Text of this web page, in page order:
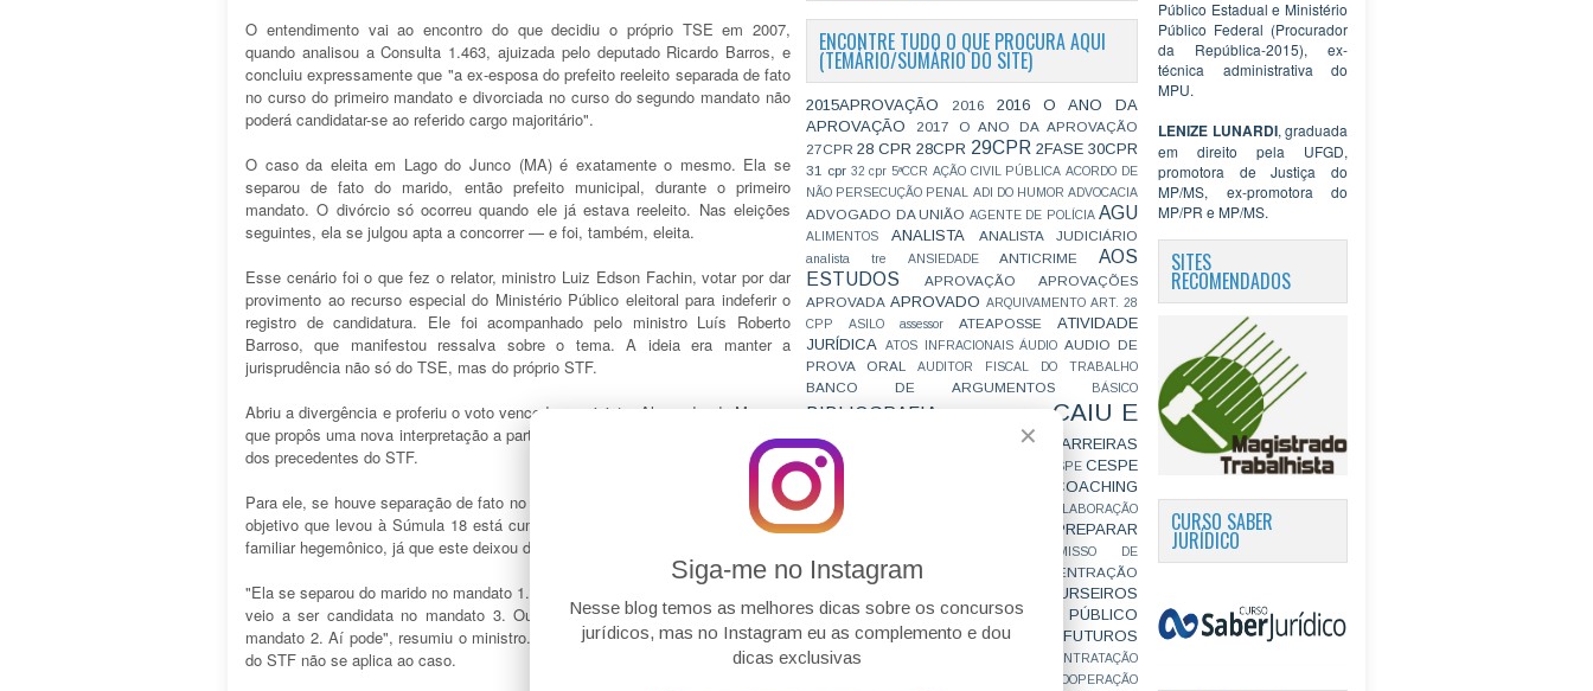
✕
Siga-me no Instagram
Nesse blog temos as melhores dicas sobre os concursos
jurídicos, mas no Instagram eu as complemento e dou
dicas exclusivas
O entendimento vai ao encontro do que decidiu o próprio TSE em 2007,
quando analisou a Consulta 1.463, ajuizada pelo deputado Ricardo Barros, e
concluiu expressamente que "a ex-esposa do prefeito reeleito separada de fato
no curso do primeiro mandato e divorciada no curso do segundo mandato não
poderá candidatar-se ao referido cargo majoritário".
O caso da eleita em Lago do Junco (MA) é exatamente o mesmo. Ela se
separou de fato do marido, então prefeito municipal, durante o primeiro
mandato. O divórcio só ocorreu quando ele já estava reeleito. Nas eleições
seguintes, ela se julgou apta a concorrer — e foi, também, eleita.
Esse cenário foi o que fez o relator, ministro Luiz Edson Fachin, votar por dar
provimento ao recurso especial do Ministério Público eleitoral para indeferir o
registro de candidatura. Ele foi acompanhado pelo ministro Luís Roberto
Barroso, que manifestou ressalva sobre o tema. A ideia era manter a
jurisprudência não só do TSE, mas do próprio STF.
Abriu a divergência e proferiu o voto vencedor o ministro Alexandre de Moraes,
que propôs uma nova interpretação a partir da
(razão de decidir)
dos precedentes do STF.
Para ele, se houve separação de fato no primeiro mandato do cônjuge, então o
objetivo que levou à Súmula 18 está cumprido: evitar a perpetuação de grupo
familiar hegemônico, já que este deixou de existir.
"Ela se separou do marido no mandato 1. No mandato 2, não houve nada. E só
veio a ser candidata no mandato 3. Ou seja, houve um todo interstício do
mandato 2. Aí pode", resumiu o ministro. Por isso, entendeu que a Súmula 18
do STF não se aplica ao caso.
ENCONTRE TUDO O QUE PROCURA AQUI
(TEMÁRIO/SUMÁRIO DO SITE)
2015APROVAÇÃO 2016
2016 O ANO DA
APROVAÇÃO
2017 O ANO DA APROVAÇÃO
27CPR 28 CPR 28CPR 29CPR 2FASE 30CPR
31 cpr 32 cpr 5ªCCR AÇÃO CIVIL PÚBLICA ACORDO DE
NÃO PERSECUÇÃO PENAL
ADI DO HUMOR ADVOCACIA
ADVOGADO DA UNIÃO AGENTE DE POLÍCIA AGU
ALIMENTOS ANALISTA ANALISTA JUDICIÁRIO
analista tre ANSIEDADE ANTICRIME
AOS
ESTUDOS
APROVAÇÃO
APROVAÇÕES
APROVADA APROVADO ARQUIVAMENTO ART. 28
CPP
ASILO assessor ATEAPOSSE
ATIVIDADE
JURÍDICA
ATOS INFRACIONAIS ÁUDIO AUDIO DE
PROVA ORAL
AUDITOR FISCAL DO TRABALHO
BANCO DE ARGUMENTOS BÁSICO
BIBLIOGRAFIA
CAIU E
VAI CAIR
CARREIRAS
CARREIRAS
JURÍDICAS
CEBRASPE CESPE
CF COACHING
CÓDIGO DE TRÂNSITO BRASILEIRO
COLABORAÇÃO
COMBATE À CORRUPÇÃO
COMO SE PREPARAR
COMPROMISSO DE
AJUSTAMENTO DE CONDUTA
CONCENTRAÇÃO
CONCURSEIROS
CONCURSO
CONCURSO PÚBLICO
CONCURSOS
CONCURSOS FUTUROS
CONCURSOS NÍVEL HARD
CONTRATAÇÃO
COOPERAÇÃO
Público Estadual e Ministério
Público Federal (Procurador
da República-2015), ex-
técnica administrativa do
MPU.
LENIZE LUNARDI, graduada
em direito pela UFGD,
promotora de Justiça do
MP/MS, ex-promotora do
MP/PR e MP/MS.
SITES
RECOMENDADOS
CURSO SABER
JURÍDICO